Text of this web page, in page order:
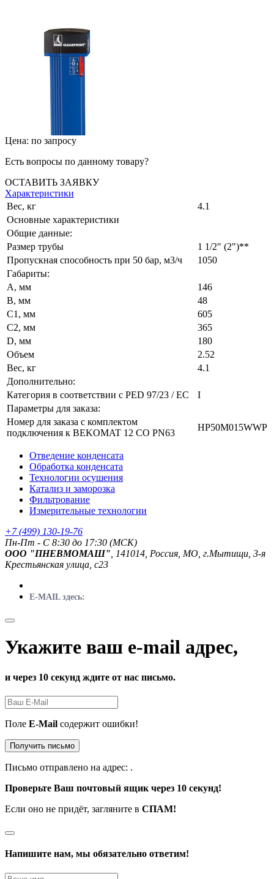
Цена: по запросу
Есть вопросы по данному товару?
ОСТАВИТЬ ЗАЯВКУ
Характеристики
Вес, кг
4.1
Основные характеристики
Общие данные:
Размер трубы
1 1/2" (2")**
Пропускная способность при 50 бар, м3/ч
1050
Габариты:
A, мм
146
B, мм
48
C1, мм
605
C2, мм
365
D, мм
180
Объем
2.52
Вес, кг
4.1
Дополнительно:
Категория в соответствии с PED 97/23 / EC
I
Параметры для заказа:
Номер для заказа с комплектом
подключения к BEKOMAT 12 CO PN63
HP50M015WWP
Отведение конденсата
Обработка конденсата
Технологии осушения
Катализ и заморозка
Фильтрование
Измерительные технологии
+7 (499) 130-19-76
Пн-Пт - C 8:30 до 17:30 (МСК)
ООО "ПНЕВМОМАШ" , 141014, Россия, МО, г.Мытищи, 3-я
Крестьянская улица, с23
E-MAIL здесь:
Укажите ваш e-mail адрес,
и через 10 секунд ждите от нас письмо.
Поле E-Mail содержит ошибки!
Получить письмо
Письмо отправлено на адрес: .
Проверьте Ваш почтовый ящик через 10 секунд!
Если оно не придёт, загляните в СПАМ!
Напишите нам, мы обязательно ответим!